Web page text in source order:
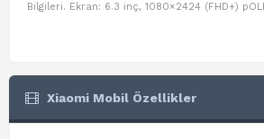
Bilgileri. Ekran: 6.3 inç, 1080×2424 (FHD+)
Xiaomi Mobil Özellikler